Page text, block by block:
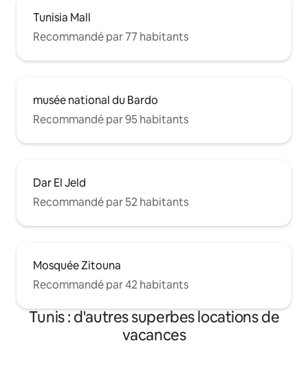
Tunisia Mall
Recommandé par 77 habitants
musée national du Bardo
Recommandé par 95 habitants
Dar El Jeld
Recommandé par 52 habitants
Mosquée Zitouna
Recommandé par 42 habitants
Tunis : d'autres superbes locations de
vacances